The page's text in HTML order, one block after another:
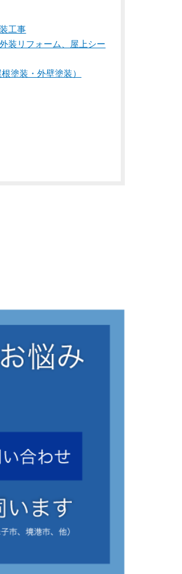
工事
装リフォーム、屋上シー
塗装・外壁塗装）